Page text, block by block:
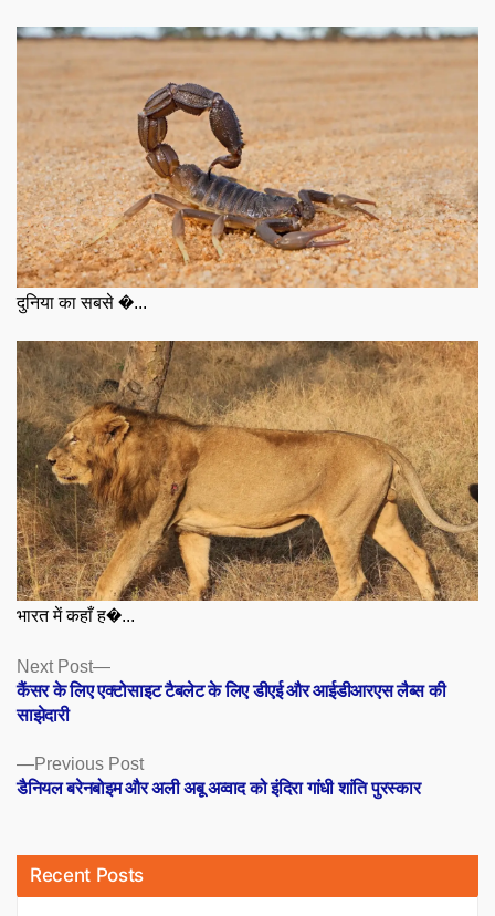
दुनिया का सबसे �...
भारत में कहाँ ह�...
Posts
navigation
Previous PostPrevious
post:
डैनियल बरेनबोइम और अली अबू अव्वाद को इंदिरा गांधी शांति पुरस्कार
Next Post
Next
post:
कैंसर के लिए एक्टोसाइट टैबलेट के लिए डीएई और आईडीआरएस लैब्स की
साझेदारी
Recent Posts